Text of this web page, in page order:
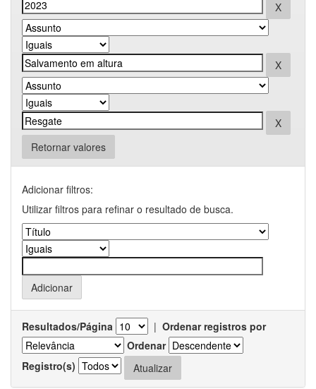
Retornar valores
Adicionar filtros:
Utilizar filtros para refinar o resultado de busca.
Resultados/Página | Ordenar registros por
Ordenar
Registro(s)